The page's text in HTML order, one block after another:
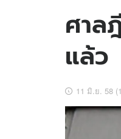
ข่าวบันเ
ข่าวกีฬา
ข่าวเศรษ
อัปเดตจี
เช็กข่าว
ศาล
แล้ว
11 มิ.ย. 58